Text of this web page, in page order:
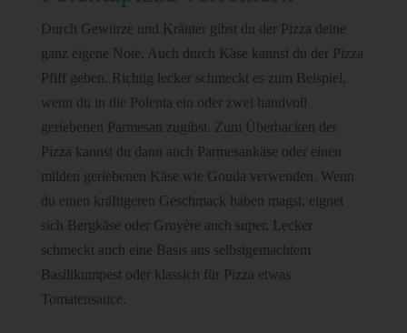
Durch Gewürze und Kräuter gibst du der Pizza deine
ganz eigene Note. Auch durch Käse kannst du der Pizza
Pfiff geben. Richtig lecker schmeckt es zum Beispiel,
wenn du in die Polenta ein oder zwei handvoll
geriebenen Parmesan zugibst. Zum Überbacken der
Pizza kannst du dann auch Parmesankäse oder einen
milden geriebenen Käse wie Gouda verwenden. Wenn
du einen kräftigeren Geschmack haben magst, eignet
sich Bergkäse oder Gruyère auch super. Lecker
schmeckt auch eine Basis aus selbstgemachtem
Basilikumpest oder klassich für Pizza etwas
Tomatensauce.